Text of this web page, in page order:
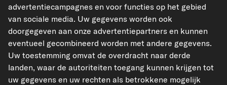
De hier gepresenteerde gegevens, met name de volledige database, mogen niet
worden gereproduceerd. Het is ten strengste verboden de gegevens en de
database te reproduceren en te verspreiden zonder voorafgaande toestemming
van TecAlliance en/of derden bij dergelijke activiteiten te betrekken. Elk
ongeoorloofd gebruik van de inhoud vormt een inbreuk op het auteursrecht en
kan leiden tot juridische stappen.
advertentiecampagnes en voor functies op het gebied
van sociale media. Uw gegevens worden ook
doorgegeven aan onze advertentiepartners en kunnen
eventueel gecombineerd worden met andere gegevens.
Uw toestemming omvat de overdracht naar derde
landen, waar de autoriteiten toegang kunnen krijgen tot
uw gegevens en uw rechten als betrokkene mogelijk